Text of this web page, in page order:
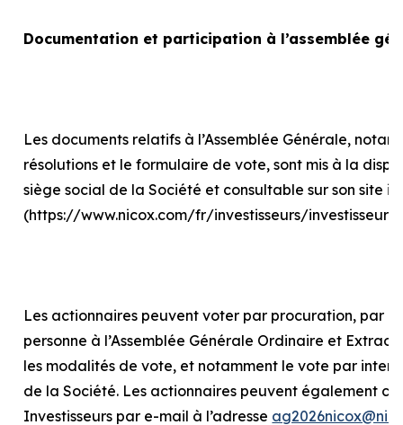
Documentation et participation à l’assemblée
Les documents relatifs à l’Assemblée Générale,
résolutions et le formulaire de vote, sont mis à la
siège social de la Société et consultable sur son site
(https://www.nicox.com/fr/investisseurs/
Les actionnaires peuvent voter par procuration, par
personne à l’Assemblée Générale Ordinaire et
les modalités de vote, et notamment le vote par
de la Société. Les actionnaires peuvent également
Investisseurs par e-mail à l’adresse